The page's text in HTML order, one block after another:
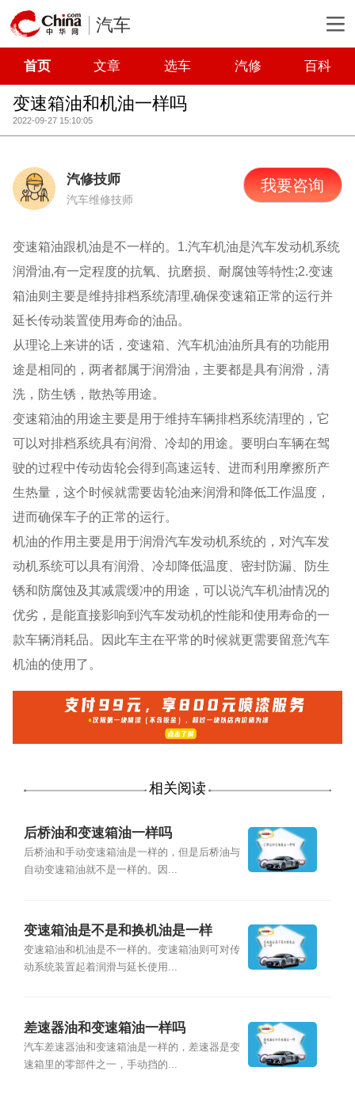
汽车
首页 文章 选车 汽修 百科
变速箱油和机油一样吗
2022-09-27 15:10:05
汽修技师
汽车维修技师
我要咨询
变速箱油跟机油是不一样的。1.汽车机油是汽车发动机系统
润滑油,有一定程度的抗氧、抗磨损、耐腐蚀等特性;2.变速
箱油则主要是维持排档系统清理,确保变速箱正常的运行并
延长传动装置使用寿命的油品。
从理论上来讲的话，变速箱、汽车机油油所具有的功能用
途是相同的，两者都属于润滑油，主要都是具有润滑，清
洗，防生锈，散热等用途。
变速箱油的用途主要是用于维持车辆排档系统清理的，它
可以对排档系统具有润滑、冷却的用途。要明白车辆在驾
驶的过程中传动齿轮会得到高速运转、进而利用摩擦所产
生热量，这个时候就需要齿轮油来润滑和降低工作温度，
进而确保车子的正常的运行。
机油的作用主要是用于润滑汽车发动机系统的，对汽车发
动机系统可以具有润滑、冷却降低温度、密封防漏、防生
锈和防腐蚀及其减震缓冲的用途，可以说汽车机油情况的
优劣，是能直接影响到汽车发动机的性能和使用寿命的一
款车辆消耗品。因此车主在平常的时候就更需要留意汽车
机油的使用了。
相关阅读
后桥油和变速箱油一样吗
后桥油和手动变速箱油是一样的，但是后桥油与
自动变速箱油就不是一样的。因...
变速箱油是不是和换机油是一样
变速箱油和机油是不一样的。变速箱油则可对传
动系统装置起着润滑与延长使用...
差速器油和变速箱油一样吗
汽车差速器油和变速箱油是一样的，差速器是变
速箱里的零部件之一，手动挡的...